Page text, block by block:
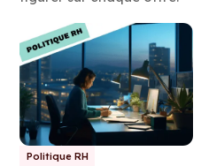
Politique RH